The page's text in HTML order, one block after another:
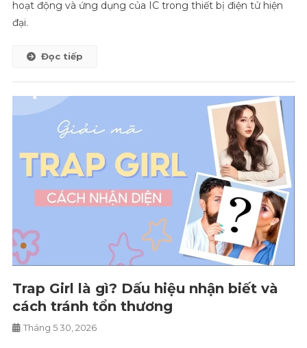
hoạt động và ứng dụng của IC trong thiết bị điện tử hiện
đại.
Đọc tiếp
Trap Girl là gì? Dấu hiệu nhận biết và
cách tránh tổn thương
Tháng 5 30, 2026